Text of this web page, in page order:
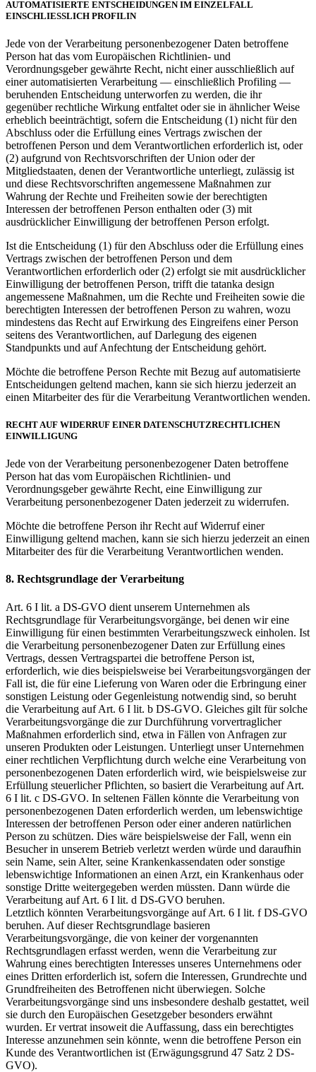
AUTOMATISIERTE ENTSCHEIDUNGEN IM EINZELFALL
EINSCHLIESSLICH PROFILIN
Jede von der Verarbeitung personenbezogener Daten betroffene
Person hat das vom Europäischen Richtlinien- und
Verordnungsgeber gewährte Recht, nicht einer ausschließlich auf
einer automatisierten Verarbeitung — einschließlich Profiling —
beruhenden Entscheidung unterworfen zu werden, die ihr
gegenüber rechtliche Wirkung entfaltet oder sie in ähnlicher Weise
erheblich beeinträchtigt, sofern die Entscheidung (1) nicht für den
Abschluss oder die Erfüllung eines Vertrags zwischen der
betroffenen Person und dem Verantwortlichen erforderlich ist, oder
(2) aufgrund von Rechtsvorschriften der Union oder der
Mitgliedstaaten, denen der Verantwortliche unterliegt, zulässig ist
und diese Rechtsvorschriften angemessene Maßnahmen zur
Wahrung der Rechte und Freiheiten sowie der berechtigten
Interessen der betroffenen Person enthalten oder (3) mit
ausdrücklicher Einwilligung der betroffenen Person erfolgt.
Ist die Entscheidung (1) für den Abschluss oder die Erfüllung eines
Vertrags zwischen der betroffenen Person und dem
Verantwortlichen erforderlich oder (2) erfolgt sie mit ausdrücklicher
Einwilligung der betroffenen Person, trifft die tatanka design
angemessene Maßnahmen, um die Rechte und Freiheiten sowie die
berechtigten Interessen der betroffenen Person zu wahren, wozu
mindestens das Recht auf Erwirkung des Eingreifens einer Person
seitens des Verantwortlichen, auf Darlegung des eigenen
Standpunkts und auf Anfechtung der Entscheidung gehört.
Möchte die betroffene Person Rechte mit Bezug auf automatisierte
Entscheidungen geltend machen, kann sie sich hierzu jederzeit an
einen Mitarbeiter des für die Verarbeitung Verantwortlichen wenden.
RECHT AUF WIDERRUF EINER DATENSCHUTZRECHTLICHEN
EINWILLIGUNG
Jede von der Verarbeitung personenbezogener Daten betroffene
Person hat das vom Europäischen Richtlinien- und
Verordnungsgeber gewährte Recht, eine Einwilligung zur
Verarbeitung personenbezogener Daten jederzeit zu widerrufen.
Möchte die betroffene Person ihr Recht auf Widerruf einer
Einwilligung geltend machen, kann sie sich hierzu jederzeit an einen
Mitarbeiter des für die Verarbeitung Verantwortlichen wenden.
8. Rechtsgrundlage der Verarbeitung
Art. 6 I lit. a DS-GVO dient unserem Unternehmen als
Rechtsgrundlage für Verarbeitungsvorgänge, bei denen wir eine
Einwilligung für einen bestimmten Verarbeitungszweck einholen. Ist
die Verarbeitung personenbezogener Daten zur Erfüllung eines
Vertrags, dessen Vertragspartei die betroffene Person ist,
erforderlich, wie dies beispielsweise bei Verarbeitungsvorgängen der
Fall ist, die für eine Lieferung von Waren oder die Erbringung einer
sonstigen Leistung oder Gegenleistung notwendig sind, so beruht
die Verarbeitung auf Art. 6 I lit. b DS-GVO. Gleiches gilt für solche
Verarbeitungsvorgänge die zur Durchführung vorvertraglicher
Maßnahmen erforderlich sind, etwa in Fällen von Anfragen zur
unseren Produkten oder Leistungen. Unterliegt unser Unternehmen
einer rechtlichen Verpflichtung durch welche eine Verarbeitung von
personenbezogenen Daten erforderlich wird, wie beispielsweise zur
Erfüllung steuerlicher Pflichten, so basiert die Verarbeitung auf Art.
6 I lit. c DS-GVO. In seltenen Fällen könnte die Verarbeitung von
personenbezogenen Daten erforderlich werden, um lebenswichtige
Interessen der betroffenen Person oder einer anderen natürlichen
Person zu schützen. Dies wäre beispielsweise der Fall, wenn ein
Besucher in unserem Betrieb verletzt werden würde und daraufhin
sein Name, sein Alter, seine Krankenkassendaten oder sonstige
lebenswichtige Informationen an einen Arzt, ein Krankenhaus oder
sonstige Dritte weitergegeben werden müssten. Dann würde die
Verarbeitung auf Art. 6 I lit. d DS-GVO beruhen.
Letztlich könnten Verarbeitungsvorgänge auf Art. 6 I lit. f DS-GVO
beruhen. Auf dieser Rechtsgrundlage basieren
Verarbeitungsvorgänge, die von keiner der vorgenannten
Rechtsgrundlagen erfasst werden, wenn die Verarbeitung zur
Wahrung eines berechtigten Interesses unseres Unternehmens oder
eines Dritten erforderlich ist, sofern die Interessen, Grundrechte und
Grundfreiheiten des Betroffenen nicht überwiegen. Solche
Verarbeitungsvorgänge sind uns insbesondere deshalb gestattet, weil
sie durch den Europäischen Gesetzgeber besonders erwähnt
wurden. Er vertrat insoweit die Auffassung, dass ein berechtigtes
Interesse anzunehmen sein könnte, wenn die betroffene Person ein
Kunde des Verantwortlichen ist (Erwägungsgrund 47 Satz 2 DS-
GVO).